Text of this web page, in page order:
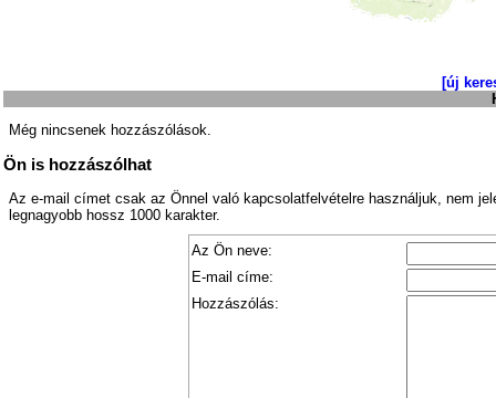
[új
Még nincsenek hozzászólások.
Ön is hozzászólhat
Az e-mail címet csak az Önnel való kapcsolatfelvételre használjuk, nem
legnagyobb hossz 1000 karakter.
Az Ön neve:
E-mail címe:
Hozzászólás: